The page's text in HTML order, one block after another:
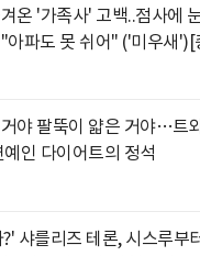
온 '가족사' 고백..점사에
아파도 못 쉬어" ('미우새')[
야 팔뚝이 얇은 거야…트
예인 다이어트의 정석
샤를리즈 테론, 시스루부